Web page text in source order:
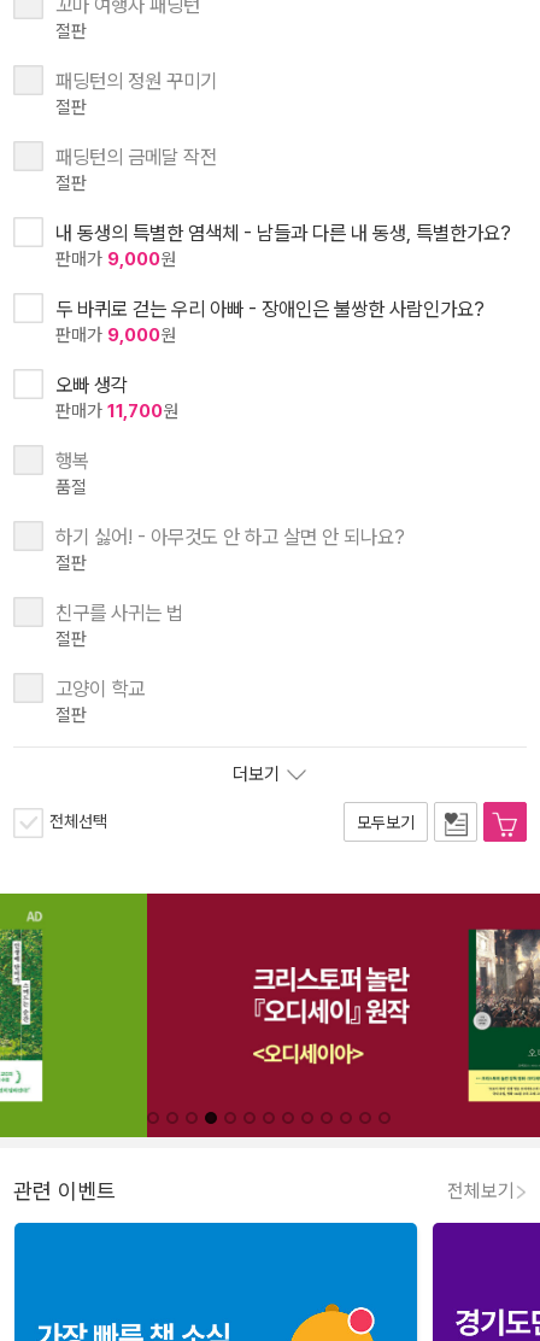
꼬마 여행자 패딩턴
절판
패딩턴의 정원 꾸미기
절판
패딩턴의 금메달 작전
절판
내 동생의 특별한 염색체 - 남들과 다른 내 동생, 특별한가요?
판매가 9,000원
두 바퀴로 걷는 우리 아빠 - 장애인은 불쌍한 사람인가요?
판매가 9,000원
오빠 생각
판매가 11,700원
행복
품절
하기 싫어! - 아무것도 안 하고 살면 안 되나요?
절판
친구를 사귀는 법
절판
고양이 학교
절판
더보기
전체선택 모두보기
관련 이벤트 전체보기